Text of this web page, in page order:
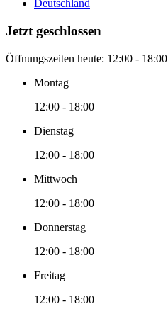
Deutschland
Jetzt geschlossen
Öffnungszeiten heute: 12:00 - 18:00
Montag
12:00 - 18:00
Dienstag
12:00 - 18:00
Mittwoch
12:00 - 18:00
Donnerstag
12:00 - 18:00
Freitag
12:00 - 18:00